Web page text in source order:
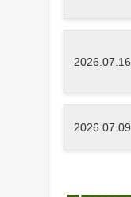
2026.07.16
2026.07.09